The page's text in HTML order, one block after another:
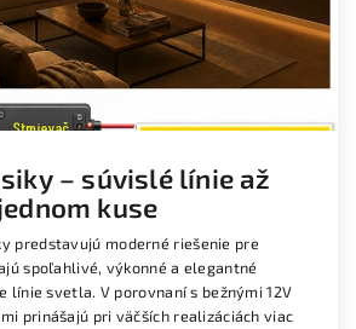
– súvislé línie až
kuse
predstavujú moderné riešenie pre
spoľahlivé, výkonné a elegantné
línie svetla. V porovnaní s bežnými 12V
prinášajú pri väčších realizáciách viac